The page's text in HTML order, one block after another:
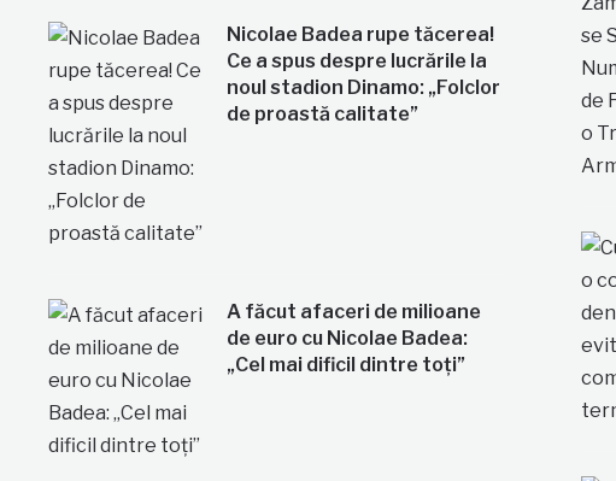
Nicolae Badea rupe tăcerea!
Ce a spus despre lucrările la
noul stadion Dinamo: „Folclor
de proastă calitate”
A făcut afaceri de milioane
de euro cu Nicolae Badea:
„Cel mai dificil dintre toți”